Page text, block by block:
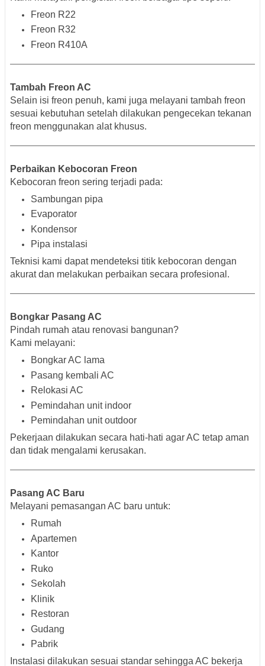
Freon R22
Freon R32
Freon R410A
Tambah Freon AC
Selain isi freon penuh, kami juga melayani tambah freon
sesuai kebutuhan setelah dilakukan pengecekan tekanan
freon menggunakan alat khusus.
Perbaikan Kebocoran Freon
Kebocoran freon sering terjadi pada:
Sambungan pipa
Evaporator
Kondensor
Pipa instalasi
Teknisi kami dapat mendeteksi titik kebocoran dengan
akurat dan melakukan perbaikan secara profesional.
Bongkar Pasang AC
Pindah rumah atau renovasi bangunan?
Kami melayani:
Bongkar AC lama
Pasang kembali AC
Relokasi AC
Pemindahan unit indoor
Pemindahan unit outdoor
Pekerjaan dilakukan secara hati-hati agar AC tetap aman
dan tidak mengalami kerusakan.
Pasang AC Baru
Melayani pemasangan AC baru untuk:
Rumah
Apartemen
Kantor
Ruko
Sekolah
Klinik
Restoran
Gudang
Pabrik
Instalasi dilakukan sesuai standar sehingga AC bekerja